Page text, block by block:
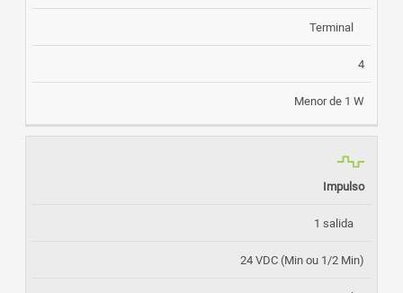
Terminal
4
Menor de 1 W
Impulso
1 salida
24 VDC (Min ou 1/2 Min)